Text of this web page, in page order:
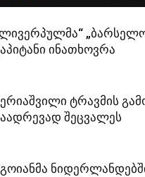
ინათხოვრა
ტრავმის
შეცვალეს